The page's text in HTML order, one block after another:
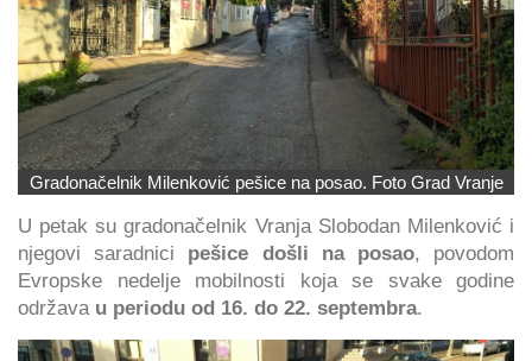
Gradonačelnik Milenković pešice na posao. Foto Grad Vranje
U petak su gradonačelnik Vranja Slobodan Milenković i
njegovi saradnici pešice došli na posao, povodom
Evropske nedelje mobilnosti koja se svake godine
održava u periodu od 16. do 22. septembra.